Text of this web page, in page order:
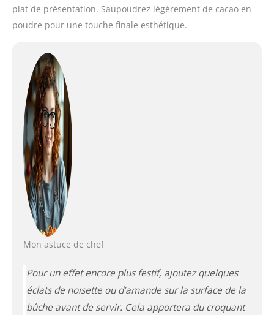
plat de présentation. Saupoudrez légèrement de cacao en
poudre pour une touche finale esthétique.
Mon astuce de chef
Pour un effet encore plus festif, ajoutez quelques
éclats de noisette ou d’amande sur la surface de la
bûche avant de servir. Cela apportera du croquant